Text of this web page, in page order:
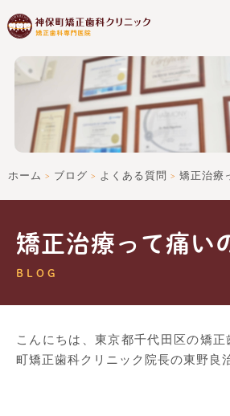
ホーム > ブログ > よくある質問 > 矯正治療
矯正治療って痛い
BLOG
こんにちは、東京都千代田区の矯
町矯正歯科クリニック院長の東野良